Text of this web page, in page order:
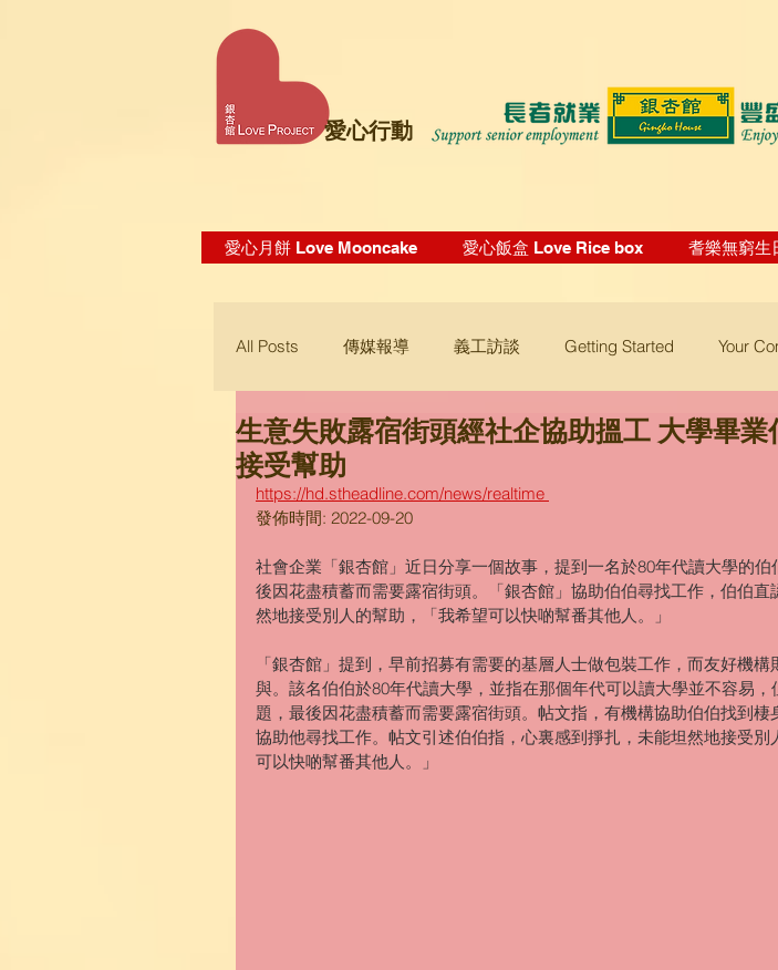
愛心行動
愛心月餅 Love Mooncake 愛心飯盒 Love Rice box 耆樂無窮生
All Posts 傳媒報導 義工訪談 Getting Started Your
Blogging Tips
生意失敗露宿街頭經社企協助搵工 大學畢
接受幫助
https://hd.stheadline.com/news/realtime
發佈時間: 2022-09-20
社會企業「銀杏館」近日分享一個故事，提到一名於80年代讀大學的
後因花盡積蓄而需要露宿街頭。「銀杏館」協助伯伯尋找工作，伯伯直
然地接受別人的幫助，「我希望可以快啲幫番其他人。」
「銀杏館」提到，早前招募有需要的基層人士做包裝工作，而友好機
與。該名伯伯於80年代讀大學，並指在那個年代可以讀大學並不容易
題，最後因花盡積蓄而需要露宿街頭。帖文指，有機構協助伯伯找到棲
協助他尋找工作。帖文引述伯伯指，心裏感到掙扎，未能坦然地接受別
可以快啲幫番其他人。」